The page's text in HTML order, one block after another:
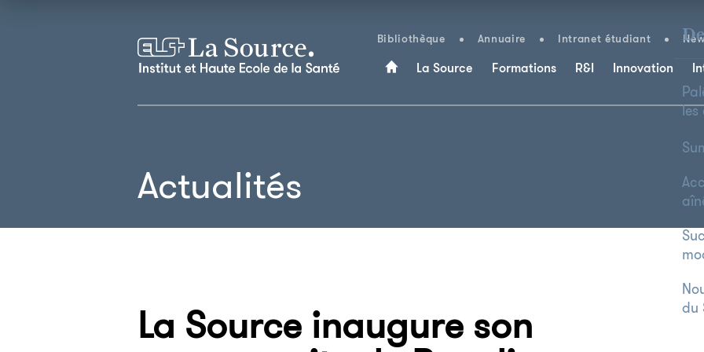
Bibliothèque Annuaire Intranet étudiant
La Source Formations R&I Innovation
Actualités
La Source inaugure son
les
du